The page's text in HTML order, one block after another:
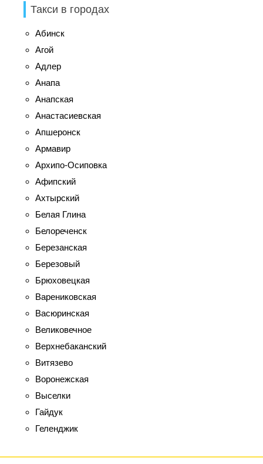
Такси в городах
Абинск
Агой
Адлер
Анапа
Анапская
Анастасиевская
Апшеронск
Армавир
Архипо-Осиповка
Афипский
Ахтырский
Белая Глина
Белореченск
Березанская
Березовый
Брюховецкая
Варениковская
Васюринская
Великовечное
Верхнебаканский
Витязево
Воронежская
Выселки
Гайдук
Геленджик